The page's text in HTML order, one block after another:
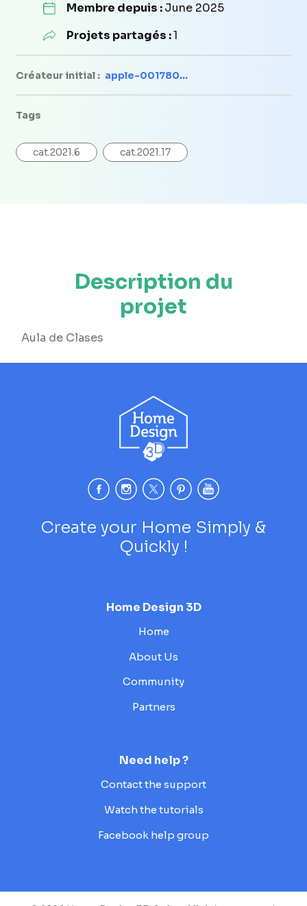
Membre depuis :June 2025
Projets partagés :1
Créateur initial : apple-001780...
Tags
cat.2021.6 cat.2021.17
Description du
projet
Aula de Clases
Create your Home Simply &
Quickly !
Home Design 3D
Home
About Us
Community
Partners
Need help ?
Contact the support
Watch the tutorials
Facebook help group